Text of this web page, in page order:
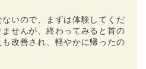
いので、まずは体験してくだ
せんが、終わってみると首の
改善され、軽やかに帰ったの